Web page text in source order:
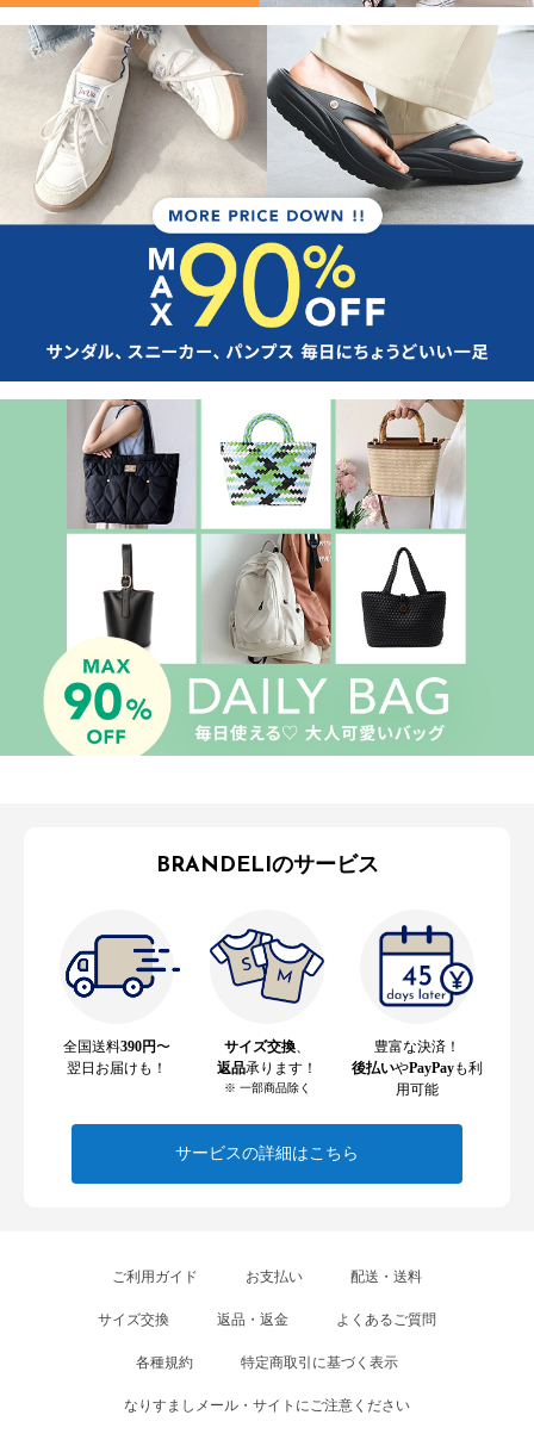
BRANDELIのサービス
全国送料390円〜
翌日お届けも！
サイズ交換
返品承ります！
※ 一部商品除く
豊富な決済！
後払いやPayPayも利
用可能
サービスの詳細はこちら
ご利用ガイド お支払い 配送・送料
サイズ交換 返品・返金 よくあるご質問
各種規約 特定商取引に基づく表示
なりすましメール・サイトにご注意ください